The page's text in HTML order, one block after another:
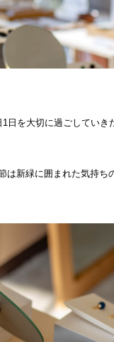
を大切に過ごしていき
新緑に囲まれた気持